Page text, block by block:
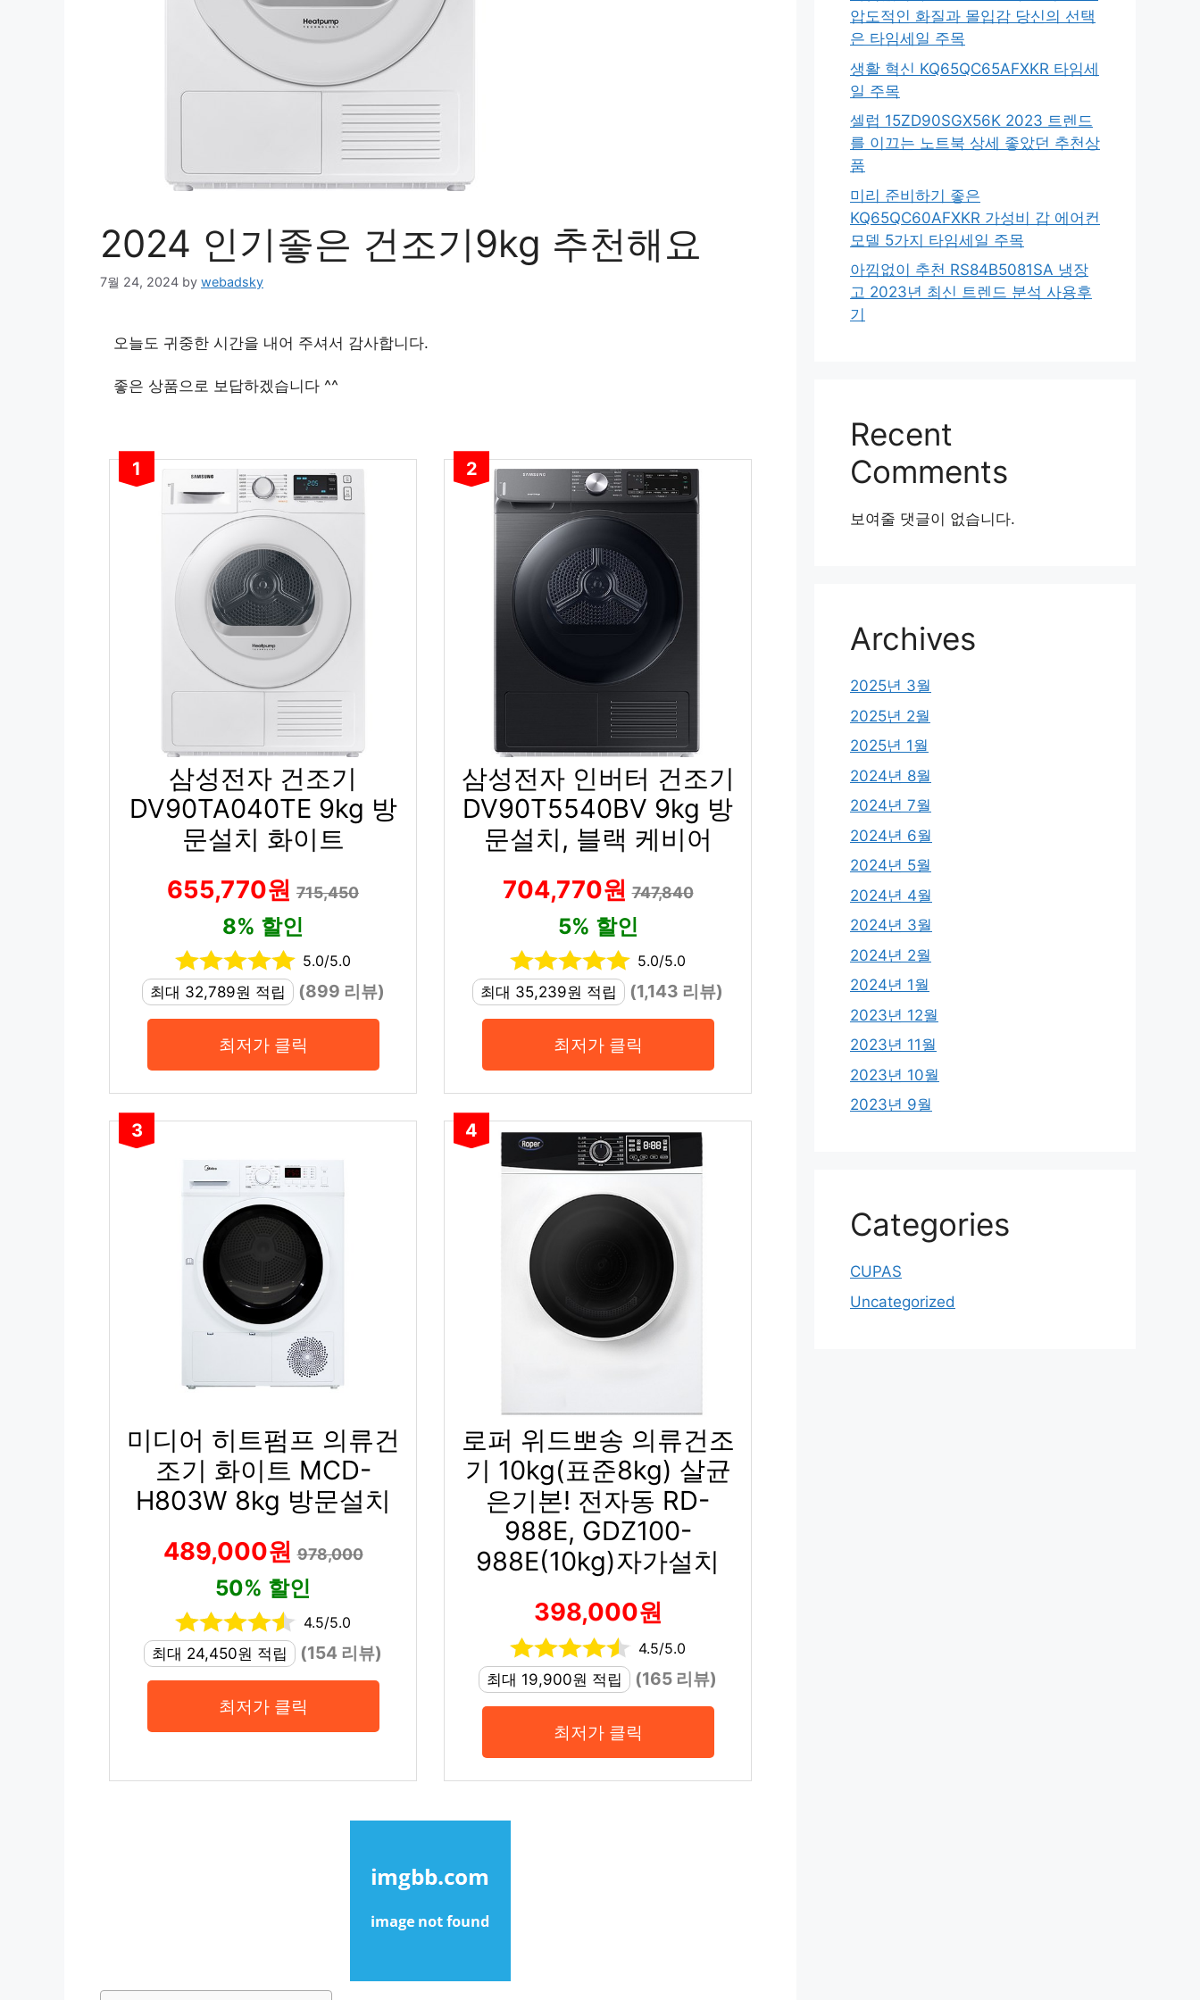
2024 인기좋은 건조기9kg 추천해요
7월 24, 2024 by webadsky
오늘도 귀중한 시간을 내어 주셔서 감사합니다.
좋은 상품으로 보답하겠습니다 ^^
1
삼성전자 건조기
DV90TA040TE 9kg 방
문설치 화이트
655,770원 715,450
8% 할인
5.0/5.0
최대 32,789원 적립
(899 리뷰)
최저가 클릭
2
삼성전자 인버터 건조기
DV90T5540BV 9kg 방
문설치, 블랙 케비어
704,770원747,840
5% 할인
5.0/5.0
최대 35,239원 적립
(1,143 리뷰)
최저가 클릭
3
미디어 히트펌프 의류건
조기 화이트 MCD-
H803W 8kg 방문설치
489,000원978,000
50% 할인
4.5/5.0
최대 24,450원 적립
(154 리뷰)
최저가 클릭
4
로퍼 위드뽀송 의류건조
기 10kg(표준8kg) 살균
은기본! 전자동 RD-
988E, GDZ100-
988E(10kg)자가설치
398,000원
4.5/5.0
최대 19,900원 적립
(165 리뷰)
최저가 클릭
압도적인 화질과 몰입감 당신의 선택
은 타임세일 주목
생활 혁신 KQ65QC65AFXKR 타임세
일 주목
셀럽 15ZD90SGX56K 2023 트렌드
를 이끄는 노트북 상세 좋았던 추천상
품
미리 준비하기 좋은
KQ65QC60AFXKR 가성비 갑 에어컨
모델 5가지 타임세일 주목
아낌없이 추천 RS84B5081SA 냉장
고 2023년 최신 트렌드 분석 사용후
기
Recent
Comments
보여줄 댓글이 없습니다.
Archives
2025년 3월
2025년 2월
2025년 1월
2024년 8월
2024년 7월
2024년 6월
2024년 5월
2024년 4월
2024년 3월
2024년 2월
2024년 1월
2023년 12월
2023년 11월
2023년 10월
2023년 9월
Categories
CUPAS
Uncategorized